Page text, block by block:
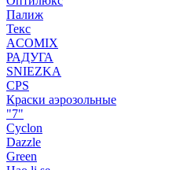
Палиж
Текс
ACOMIX
РАДУГА
SNIEZKA
CPS
Краски аэрозольные
"7"
Cyclon
Dazzle
Green